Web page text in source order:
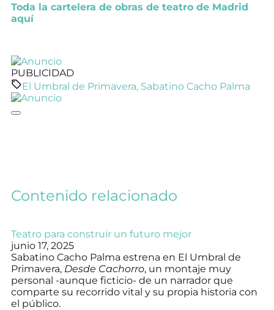
Toda la cartelera de obras de teatro de Madrid
aquí
PUBLICIDAD
El Umbral de Primavera, Sabatino Cacho Palma
Contenido relacionado
Teatro para construir un futuro mejor
junio 17, 2025
Sabatino Cacho Palma estrena en El Umbral de
Primavera, Desde Cachorro, un montaje muy
personal -aunque ficticio- de un narrador que
comparte su recorrido vital y su propia historia con
el público.